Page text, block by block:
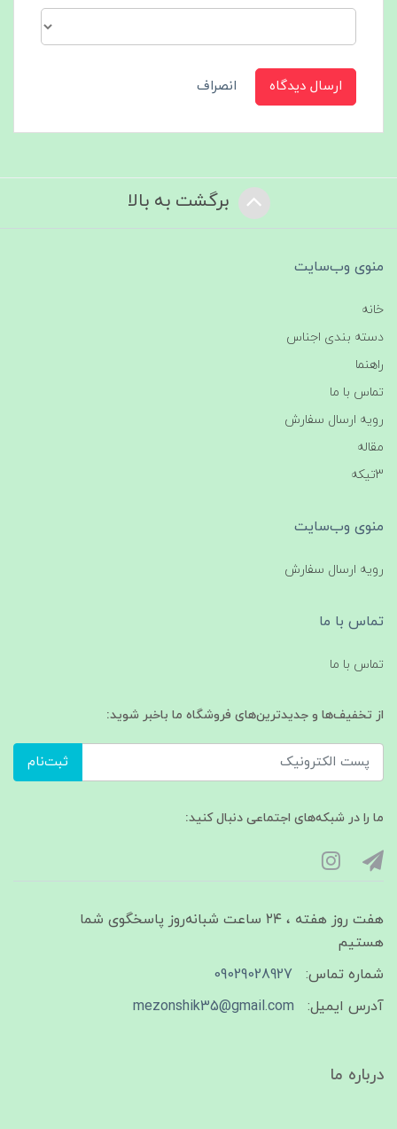
ارسال دیدگاه انصراف
برگشت به بالا
منوی وب‌سایت
خانه
دسته بندی اجناس
راهنما
تماس با ما
رویه ارسال سفارش
مقاله
3تیکه
منوی وب‌سایت
رویه ارسال سفارش
تماس با ما
تماس با ما
از تخفیف‌ها و جدیدترین‌های فروشگاه ما باخبر شوید:
ثبت‌نام
ما را در شبکه‌های اجتماعی دنبال کنید:
هفت روز هفته ، ۲۴ ساعت شبانه‌روز پاسخگوی شما
هستیم
شماره تماس:
09029028927
آدرس ایمیل:
mezonshik35@gmail.com
درباره ما